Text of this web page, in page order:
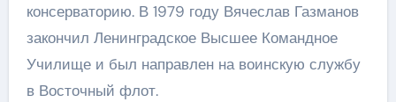
консерваторию. В 1979 году Вячеслав Газманов
закончил Ленинградское Высшее Командное
Училище и был направлен на воинскую службу
в Восточный флот.